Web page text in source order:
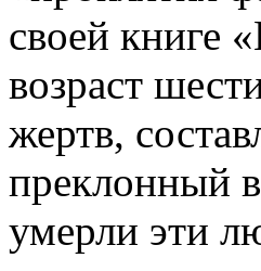
своей книге
возраст
жертв,
преклонный
умерли эти